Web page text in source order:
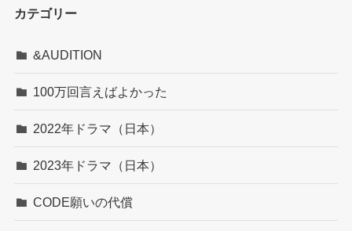
カテゴリー
&AUDITION
100万回言えばよかった
2022年ドラマ（日本）
2023年ドラマ（日本）
CODE願いの代償